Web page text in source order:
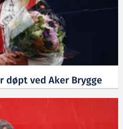
døpt ved Aker Brygge